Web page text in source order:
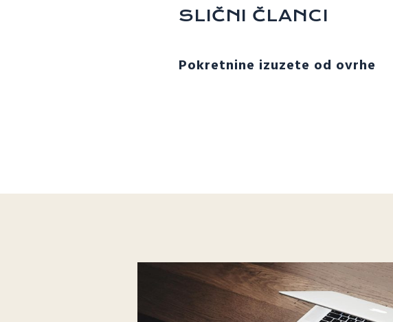
SLIČNI ČLANCI
Pokretnine izuzete od ovrhe